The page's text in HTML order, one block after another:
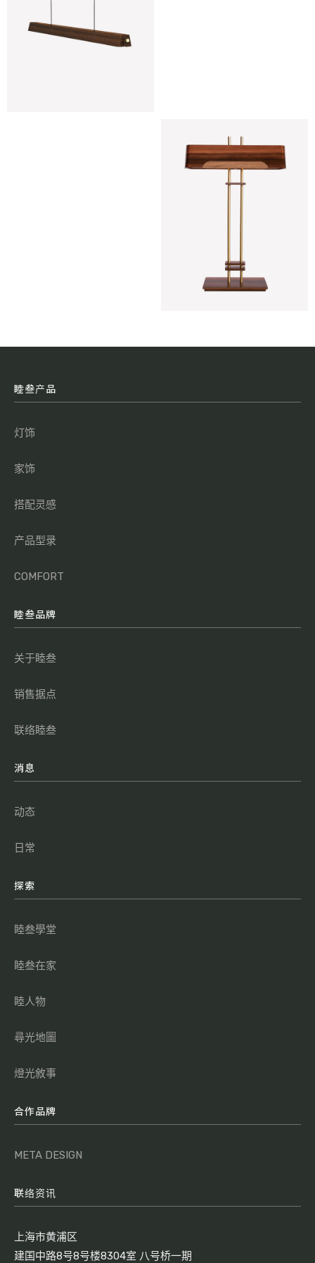
睦叁产品
灯饰
家饰
搭配灵感
产品型录
COMFORT
睦叁品牌
关于睦叁
销售据点
联络睦叁
消息
动态
日常
探索
睦叁學堂
睦叁在家
睦人物
尋光地圖
燈光敘事
合作品牌
META DESIGN
联络资讯
上海市黄浦区
建国中路8号8号楼8304室 八号桥一期